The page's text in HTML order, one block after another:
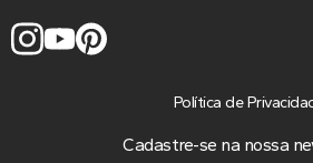
Política de
Cadastre-se na nossa